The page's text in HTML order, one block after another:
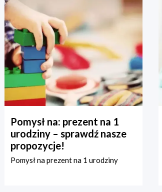
Pomysł na: prezent na 1
urodziny – sprawdź nasze
propozycje!
Pomysł na prezent na 1 urodziny